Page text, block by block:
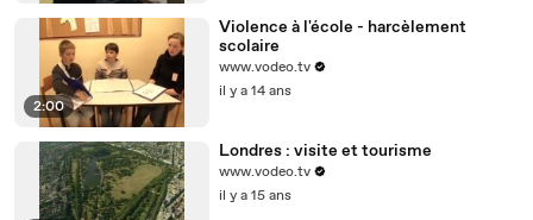
2:00
Violence à l'école - harcèlement
scolaire
www.vodeo.tv
il y a 14 ans
Londres : visite et tourisme
www.vodeo.tv
il y a 15 ans